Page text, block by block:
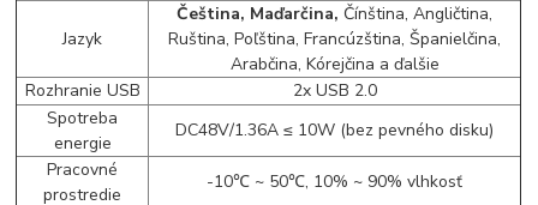
Jazyk
Čeština, Maďarčina, Čínština, Angličtina,
Ruština, Poľština, Francúzština, Španielčina,
Arabčina, Kórejčina a ďalšie
Rozhranie USB
2x USB 2.0
Spotreba
energie
DC48V/1.36A ≤ 10W (bez pevného disku)
Pracovné
prostredie
-10℃ ~ 50℃, 10% ~ 90% vlhkosť